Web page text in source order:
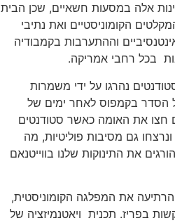
אלה במסעות חשאיים, שכן הבית
הקומוניסטיים ואת נתיבי
וההתערבות בקמבודיה
נהרגו על ידי משמרות
הסדר בקמפוס לאחר ימים של
חצו את האומה כאשר סטודנטים
ונרצחו גם מסיבות פוליטיות, מה
את התינוקות שלנו בווייטנאם
את המפלגה הקומוניסטית,
בפריז. תכנית ויאטנמיזציה של